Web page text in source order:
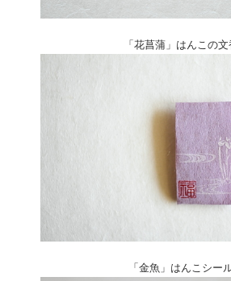
「花菖蒲」はんこの文
「金魚」はんこシー